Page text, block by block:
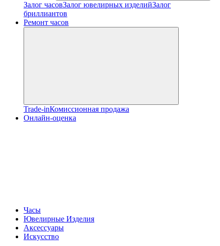
Залог часовЗалог ювелирных изделийЗалог
бриллиантов
Ремонт часов
Trade-inКомиссионная продажа
Онлайн-оценка
Часы
Ювелирные Изделия
Аксессуары
Искусство